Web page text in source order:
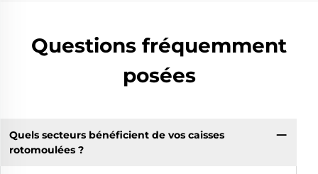
Questions fréquemment
posées
Quels secteurs bénéficient de vos caisses
rotomoulées ?